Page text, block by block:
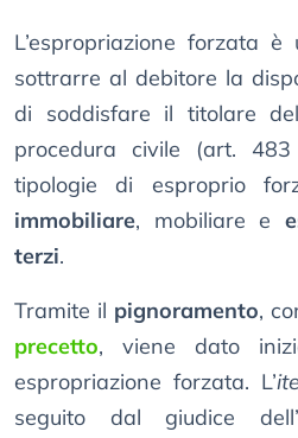
L’espropriazione forzata è
sottrarre al debitore la
di soddisfare il titolare
procedura civile (art.
tipologie di esproprio
immobiliare, mobiliare e
terzi.
Tramite il pignoramento,
precetto, viene dato
espropriazione forzata. L’
seguito dal giudice